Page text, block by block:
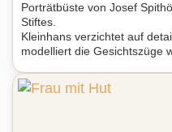
Porträtbüste von Josef
Stiftes.
Kleinhans verzichtet auf
modelliert die Gesichtszüge